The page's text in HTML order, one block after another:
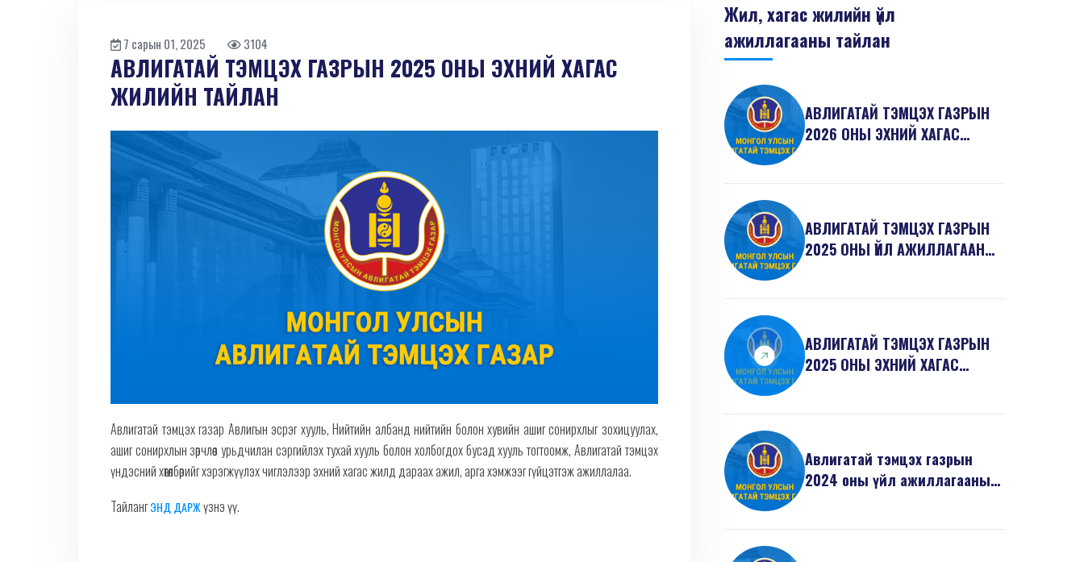
7 сарын 01, 2025 3104
АВЛИГАТАЙ ТЭМЦЭХ ГАЗРЫН 2025 ОНЫ ЭХНИЙ ХАГАС
ЖИЛИЙН ТАЙЛАН
Авлигатай тэмцэх газар Авлигын эсрэг хууль, Нийтийн албанд нийтийн болон хувийн ашиг сонирхлыг зохицуулах,
ашиг сонирхлын зөрчлөөс урьдчилан сэргийлэх тухай хууль болон холбогдох бусад хууль тогтоомж, Авлигатай тэмцэх
үндэсний хөтөлбөрийг хэрэгжүүлэх чиглэлээр эхний хагас жилд дараах ажил, арга хэмжээг гүйцэтгэж ажиллалаа.
ТайлангЭНД ДАРЖүзнэ үү.
Жил, хагас жилийн үйл
ажиллагааны тайлан
АВЛИГАТАЙ ТЭМЦЭХ ГАЗРЫН
2026 ОНЫ ЭХНИЙ ХАГАС
АВЛИГАТАЙ ТЭМЦЭХ ГАЗРЫН
2025 ОНЫ ҮЙЛ АЖИЛЛАГААНЫ
АВЛИГАТАЙ ТЭМЦЭХ ГАЗРЫН
2025 ОНЫ ЭХНИЙ ХАГАС
Авлигатай тэмцэх газрын
2024 оны үйл ажиллагааны